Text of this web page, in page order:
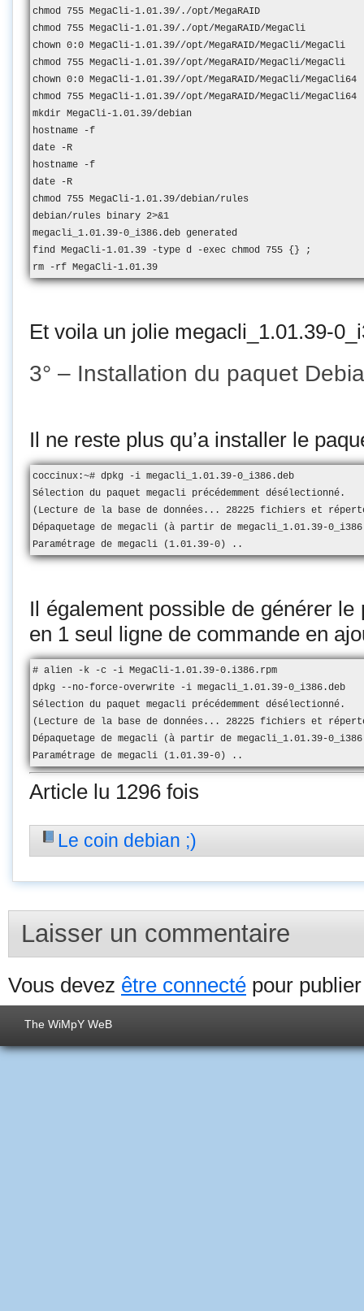
chmod 755 MegaCli-1.01.39/./opt/MegaRAID
chmod 755 MegaCli-1.01.39/./opt/MegaRAID/MegaCli
chown 0:0 MegaCli-1.01.39//opt/MegaRAID/MegaCli/MegaCli
chmod 755 MegaCli-1.01.39//opt/MegaRAID/MegaCli/MegaCli
chown 0:0 MegaCli-1.01.39//opt/MegaRAID/MegaCli/MegaCli64
chmod 755 MegaCli-1.01.39//opt/MegaRAID/MegaCli/MegaCli64
mkdir MegaCli-1.01.39/debian
hostname -f
date -R
hostname -f
date -R
chmod 755 MegaCli-1.01.39/debian/rules
debian/rules binary 2>&1
megacli_1.01.39-0_i386.deb generated
find MegaCli-1.01.39 -type d -exec chmod 755 {} ;
rm -rf MegaCli-1.01.39
Et voila un jolie megacli_1.01.39-
3° – Installation du paquet
Il ne reste plus qu’a installer le
coccinux:~# dpkg -i megacli_1.01.39-0_i386.deb
Sélection du paquet megacli précédemment désélectionné.
(Lecture de la base de données... 28225 fichiers et
Dépaquetage de megacli (à partir de megacli_1.01.39-
Paramétrage de megacli (1.01.39-0) ..
Il également possible de générer le
en 1 seul ligne de commande en
# alien -k -c -i MegaCli-1.01.39-0.i386.rpm
dpkg --no-force-overwrite -i megacli_1.01.39-0_i386.deb
Sélection du paquet megacli précédemment désélectionné.
(Lecture de la base de données... 28225 fichiers et
Dépaquetage de megacli (à partir de megacli_1.01.39-
Paramétrage de megacli (1.01.39-0) ..
Article lu 1296 fois
Le coin debian ;)
Laisser un commentaire
Vous devez être connecté pour
The WiMpY WeB